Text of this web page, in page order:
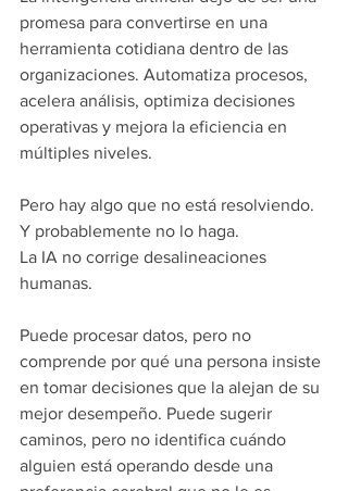
promesa para convertirse en una
herramienta cotidiana dentro de las
organizaciones. Automatiza procesos,
acelera análisis, optimiza decisiones
operativas y mejora la eficiencia en
múltiples niveles.
Pero hay algo que no está resolviendo.
Y probablemente no lo haga.
La IA no corrige desalineaciones
humanas.
Puede procesar datos, pero no
comprende por qué una persona insiste
en tomar decisiones que la alejan de su
mejor desempeño. Puede sugerir
caminos, pero no identifica cuándo
alguien está operando desde una